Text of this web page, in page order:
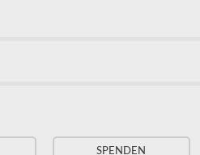
SPENDEN